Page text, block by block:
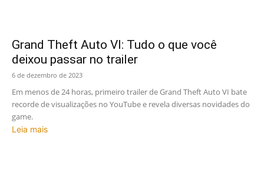
Grand Theft Auto VI: Tudo o que você
deixou passar no trailer
6 de dezembro de 2023
Em menos de 24 horas, primeiro trailer de Grand Theft Auto VI bate
recorde de visualizações no YouTube e revela diversas novidades do
game.
Leia mais